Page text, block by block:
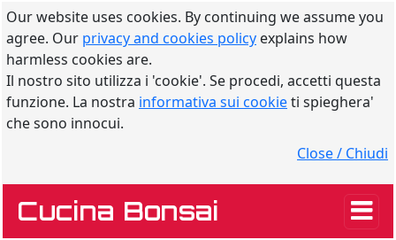
Our website uses cookies. By continuing we assume you
agree. Our privacy and cookies policy explains how
harmless cookies are.
Il nostro sito utilizza i 'cookie'. Se procedi, accetti questa
funzione. La nostra informativa sui cookieti spieghera'
che sono innocui.
Close / Chiudi
Cucina Bonsai